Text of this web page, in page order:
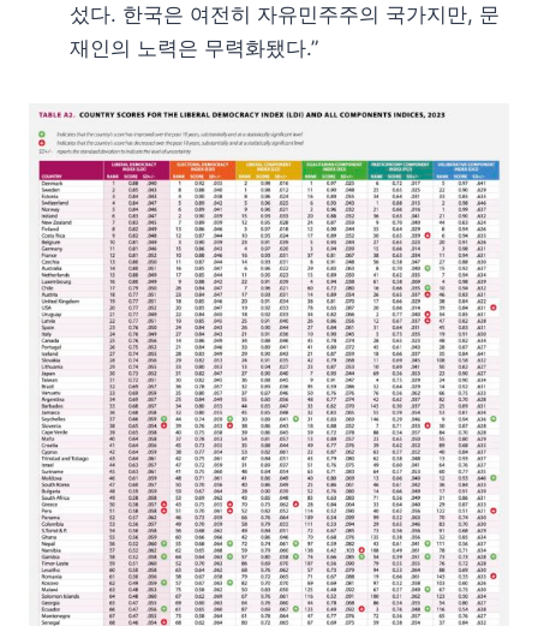
섰다. 한국은 여전히 자유민주주의 국가지만, 문
재인의 노력은 무력화됐다.”